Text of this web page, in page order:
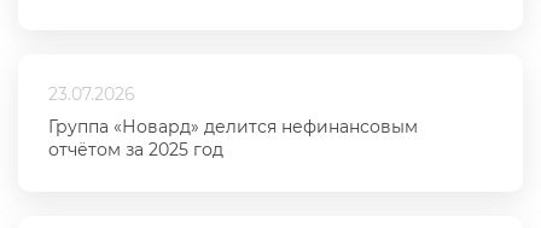
23.07.2026
Группа «Новард» делится нефинансовым
отчётом за 2025 год